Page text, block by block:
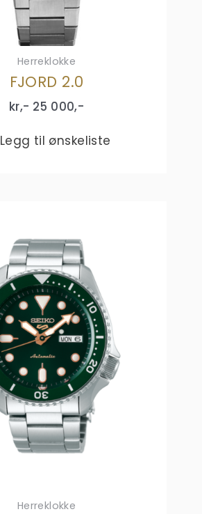
Herreklokke
FJORD 2.0
kr,- 25 000,-
Legg til ønskeliste
Herreklokke